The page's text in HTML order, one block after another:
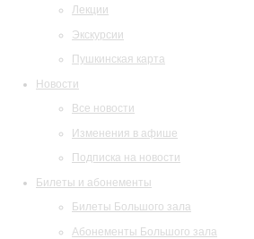
Лекции
Экскурсии
Пушкинская карта
Новости
Все новости
Изменения в афише
Подписка на новости
Билеты и абонементы
Билеты Большого зала
Абонементы Большого зала